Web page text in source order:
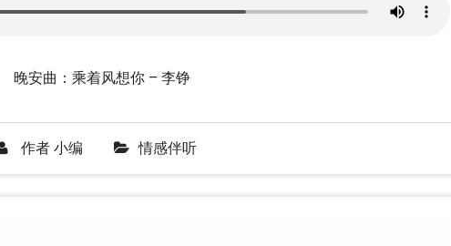
晚安曲：乘着风想你 – 李铮
作者 小编 情感伴听